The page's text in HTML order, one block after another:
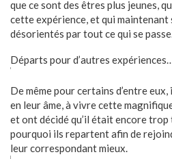
que ce sont des êtres plus jeunes,
cette expérience, et qui maintenant
désorientés par tout ce qui se
Départs pour d’autres
De même pour certains d’entre
en leur âme, à vivre cette
et ont décidé qu’il était encore trop
pourquoi ils repartent afin de
leur correspondant mieux.